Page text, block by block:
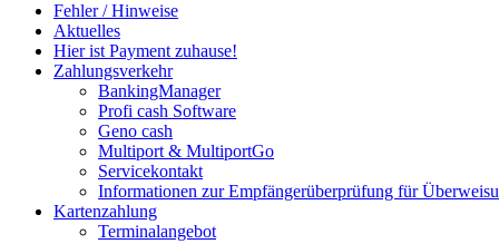
Fehler / Hinweise
Aktuelles
Hier ist Payment zuhause!
Zahlungsverkehr
BankingManager
Profi cash Software
Geno cash
Multiport & MultiportGo
Servicekontakt
Informationen zur Empfängerüberprüfung für
Kartenzahlung
Terminalangebot